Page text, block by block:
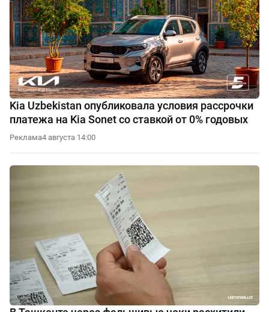
Kia Uzbekistan опубликовала условия рассрочки
платежа на Kia Sonet со ставкой от 0% годовых
Реклама4 августа 14:00